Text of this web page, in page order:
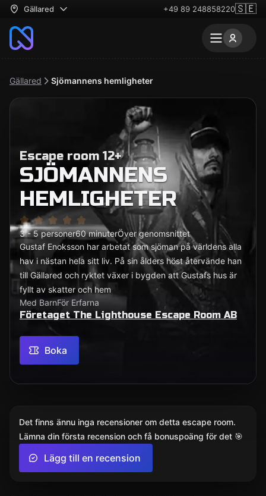
Gällared +49 89 248858220🇸🇪
Gällared Sjömannens hemligheter
Escape room 12+
SJÖMANNENS
HEMLIGHETER
3 - 5 personer60 minuterÖver genomsnittet
Gustaf Enoksson har arbetat som sjöman på världens alla
hav i nästan hela sitt liv. På sin ålders höst återvände han
till Gällared och ryktet växer i bygden att Gustafs hus är
fyllt av skatter och hem
Med BarnFör Erfarna
Företaget The Lighthouse Escape Room AB
Boka
Det finns ännu inga recensioner om detta escape room.
Lämna din första recension och få bonuspoäng för det 🎯
Lägg till en recension